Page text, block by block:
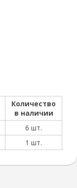
Количество
в наличии
6 шт.
1 шт.